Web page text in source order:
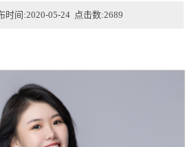
时间:2020-05-24 点击数:2689